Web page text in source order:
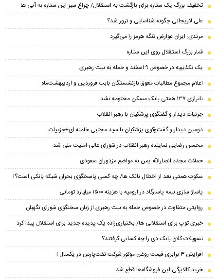
تخفیف بزرگ یک ستاره برای بازگشت به استقلال/ چراغ سبز این ستاره به آبی ها
علی لاریجانی چگونه شناسایی و ترور شد؟
مرندی: ایران عوارض تنگه هرمز را می‌گیرد
قمار بزرگ استقلال روی این ستاره
یک تکذیبیه در خصوص ۹ اسفند و حمله به بیت رهبری
اعلام مجموع مطالبات معوق بازنشستگان بابت فروردین و اردیبهشت‌ماه
ناترازی ۱۳۷ همتی بانک مسکن مختومه نشد
جزئیات دیدار و گفتگوی پزشکیان با رهبر انقلاب
دومین دیدار و گفت‌وگوی پزشکیان با سید مجتبی خامنه ای+جزییات
محسن رضایی نماینده رهبر انقلاب در شورای عالی امنیت ملی شد
حملات مجدد انصارالله یمن به مواضع مزدوران سعودی
سکوت همتی بعد از اختلال بانک ها/ چه کسی پاسخگوی بحران شبکه بانکی است؟!
پاساژ سازی بیمه پاسارگاد در ارومیه با هزینه ۱۵۰۰ میلیارد تومانی
روایتی متفاوت در خصوص حمله به بیت رهبری از زبان سخنگوی شورای نگهبان
خبری توپ برای استقلالی ها/ بختیاری‌زاده یک پدیده جدید برای استقلال پیدا کرد
تسهیلات کلان بانک دی را چه کسانی گرفتند؟
افزایش ۳ برابری قیمت روغن موتور شرکت نفت‌پارس در یکسال !
خرید کالابرگی این فروشگاه‌ها قطع شد